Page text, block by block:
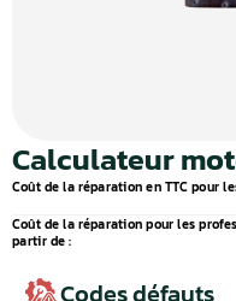
Calculateur
Coût de la réparation en TTC pour
Coût de la réparation pour les
partir de :
Codes défauts